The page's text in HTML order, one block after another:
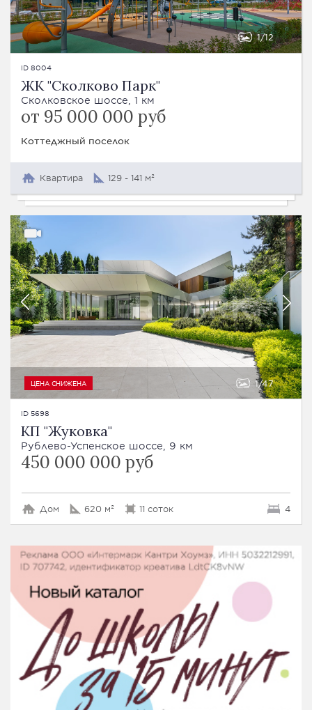
1 12
ID 8004
ЖК "Сколково Парк"
Сколковское шоссе, 1 км
от 95 000 000 руб
Коттеджный поселок
Квартира 129 - 141 м²
ЦЕНА СНИЖЕНА 1 47
ID 5698
КП "Жуковка"
Рублево-Успенское шоссе, 9 км
450 000 000 руб
Дом 620 м² 11 соток 4